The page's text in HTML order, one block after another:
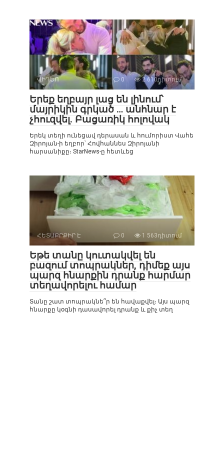
ՎԻԴԵՈ 0 2 610դիտում
Երեք եղբայր լաց են լինում՝
մայրիկին գրկած … անհնար է
չհուզվել. Բացառիկ հոլովակ
Երեկ տեղի ունեցավ դերասան և հումորիստ Վահե
Զիրոյան-ի եղբոր՝ Հովհաննես Զիրոյանի
հարսանիքը։ StarNews-ը հետևեց
ՀԵՏԱՔՐՔԻՐ Է 0 1 563դիտում
Եթե տանը կուտակվել են
բազում տոպրակներ, դիմեք այս
պարզ հնարքին դրանք հարմար
տեղավորելու համար
Տանը շատ տոպրակնե՞ր են հավաքվել։ Այս պարզ
հնարքը կօգնի դասավորել դրանք և քիչ տեղ